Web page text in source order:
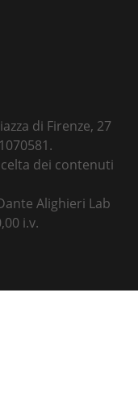
di Firenze, 27
dei contenuti
Alighieri Lab
i.v.